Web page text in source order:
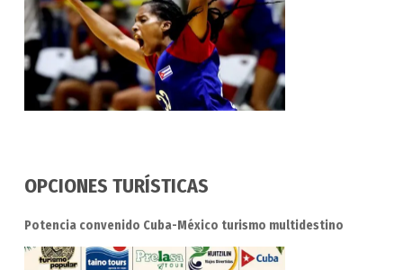
OPCIONES TURÍSTICAS
Potencia convenido Cuba-México turismo multidestino